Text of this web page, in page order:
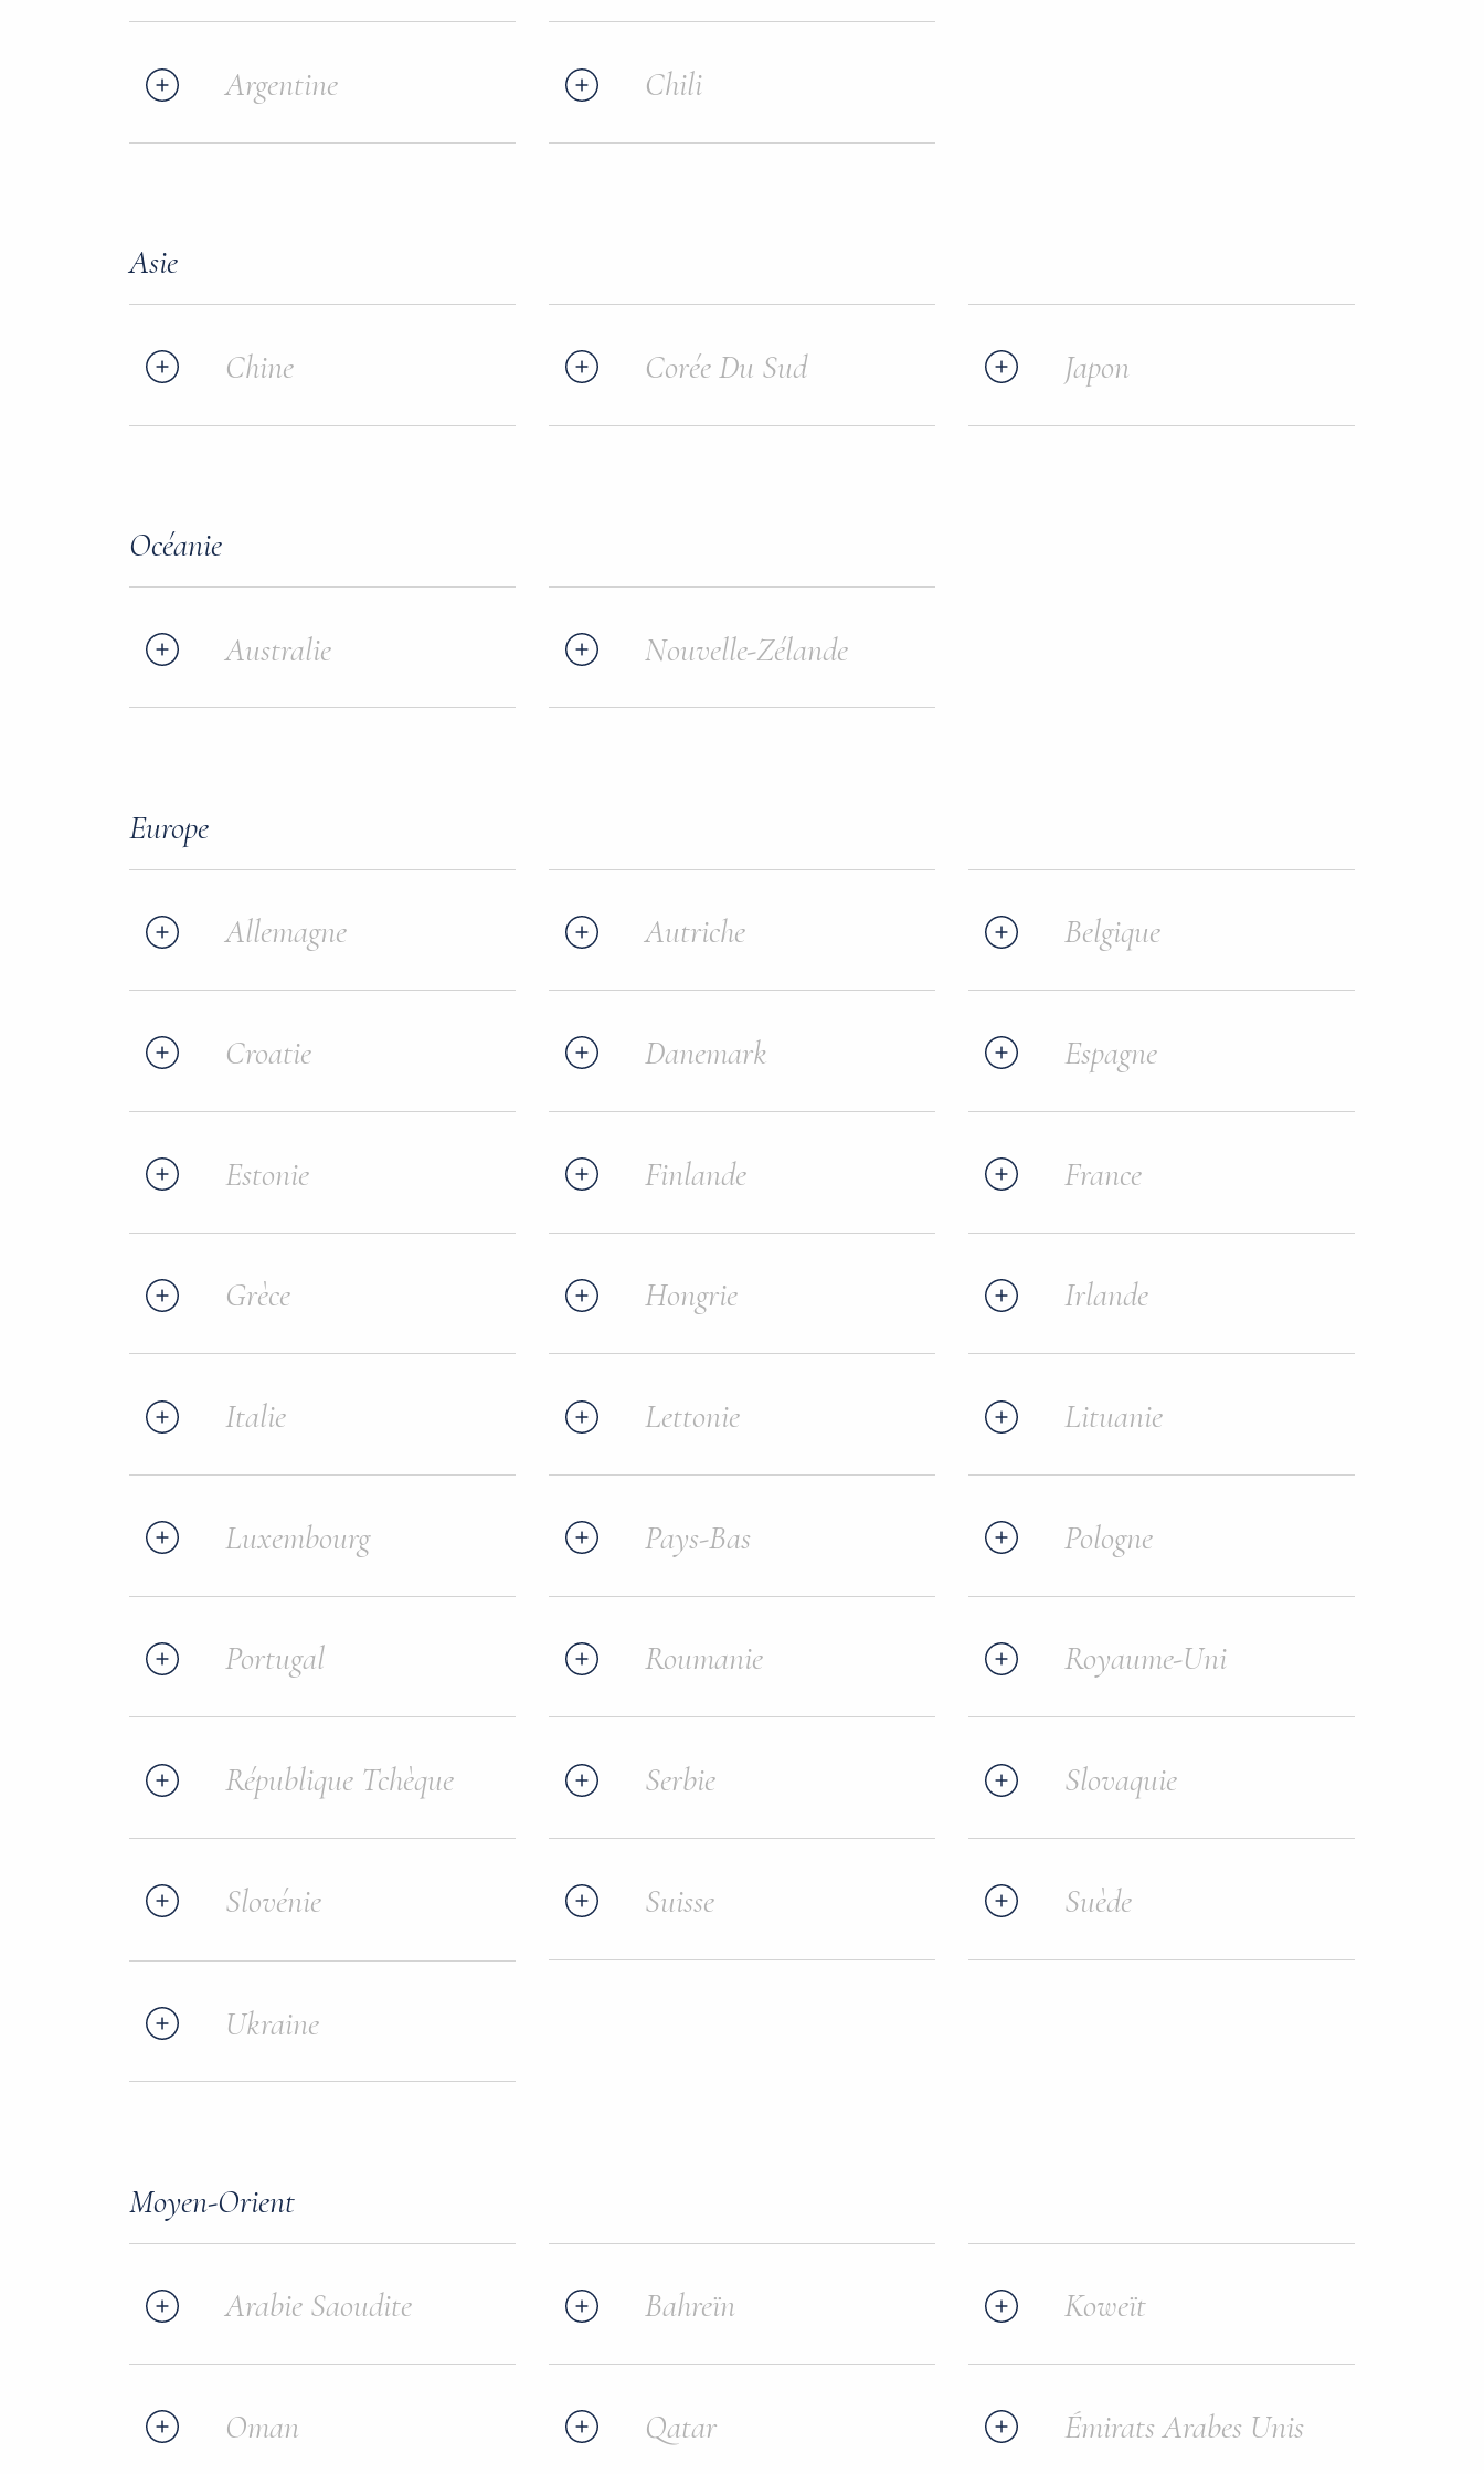
Argentine Chili
Asie
Chine Corée Du Sud Japon
Océanie
Australie Nouvelle-Zélande
Europe
Allemagne Autriche Belgique
Croatie Danemark Espagne
Estonie Finlande France
Grèce Hongrie Irlande
Italie Lettonie Lituanie
Luxembourg Pays-Bas Pologne
Portugal Roumanie Royaume-Uni
République Tchèque Serbie Slovaquie
Slovénie Suisse Suède
Ukraine
Moyen-Orient
Arabie Saoudite Bahreïn Koweït
Oman Qatar Émirats Arabes Unis